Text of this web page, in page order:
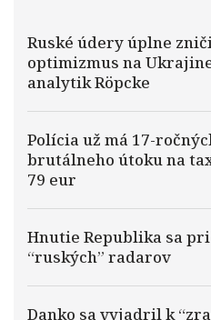
Ruské údery úplne
optimizmus na
analytik Röpcke
Polícia už má 17-
brutálneho útoku na
79 eur
Hnutie Republika sa
“ruských” radarov
Danko sa vyjadril k